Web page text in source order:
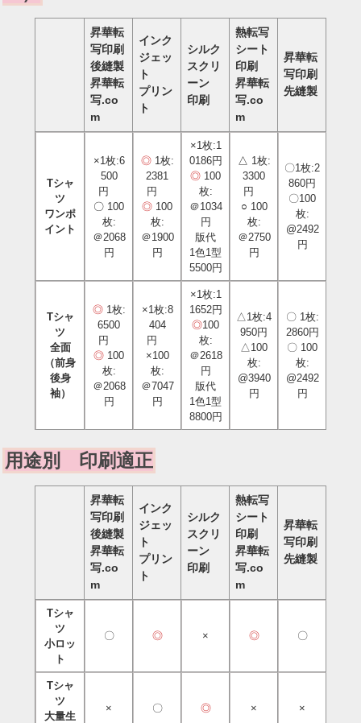
昇華転
写印刷
後縫製
昇華転
写.co
m
インク
ジェッ
ト
プリン
ト
シルク
スクリ
ーン
印刷
熱転写
シート
印刷
昇華転
写.co
m
昇華転
写印刷
先縫製
Tシャ
ツ
ワンポ
イント
×1枚:6
500
円
〇 100
枚:
＠2068
円
◎1枚:
2381
円
◎ 100
枚:
＠1900
円
×1枚:1
0186円
◎ 100
枚:
＠1034
円
版代
1色1型
5500円
△ 1枚:
3300
円
○ 100
枚:
＠2750
円
〇1枚:2
860円
〇100
枚:
@2492
円
Tシャ
ツ
全面
（前身
後身
袖）
◎1枚:
6500
円
◎ 100
枚:
＠2068
円
×1枚:8
404
円
×100
枚:
＠7047
円
×1枚:1
1652円
◎100
枚:
＠2618
円
版代
1色1型
8800円
△1枚:4
950円
△100
枚:
@3940
円
〇 1枚:
2860円
〇 100
枚:
@2492
円
用途別 印刷適正
昇華転
写印刷
後縫製
昇華転
写.co
m
インク
ジェッ
ト
プリン
ト
シルク
スクリ
ーン
印刷
熱転写
シート
印刷
昇華転
写.co
m
昇華転
写印刷
先縫製
Tシャ
ツ
小ロッ
ト
〇 ◎ × ◎ 〇
Tシャ
ツ
大量生
× 〇 ◎ × ×